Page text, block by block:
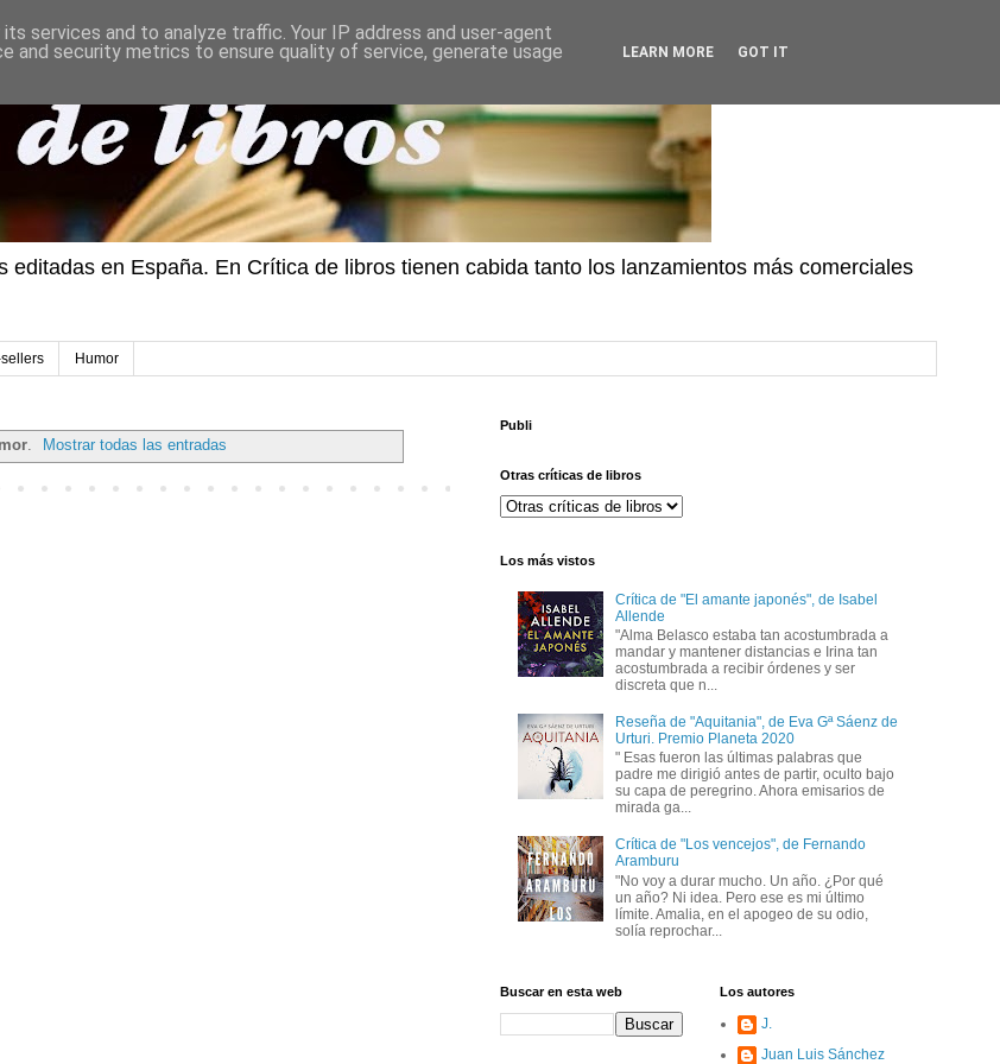
en España. En Crítica de libros tienen cabida tanto los lanzamientos más comerciales
sellers Humor
. Mostrar todas las entradas
Publi
Otras críticas de libros
Los más vistos
Crítica de "El amante japonés", de Isabel
Allende
"Alma Belasco estaba tan acostumbrada a
mandar y mantener distancias e Irina tan
acostumbrada a recibir órdenes y ser
discreta que n...
Reseña de "Aquitania", de Eva Gª Sáenz de
Urturi. Premio Planeta 2020
" Esas fueron las últimas palabras que
padre me dirigió antes de partir, oculto bajo
su capa de peregrino. Ahora emisarios de
mirada ga...
Crítica de "Los vencejos", de Fernando
Aramburu
"No voy a durar mucho. Un año. ¿Por qué
un año? Ni idea. Pero ese es mi último
límite. Amalia, en el apogeo de su odio,
solía reprochar...
Buscar en esta web Los autores
J.
Juan Luis Sánchez
services and to analyze traffic. Your IP address and user-agent
and security metrics to ensure quality of service, generate usage
LEARN MORE GOT IT